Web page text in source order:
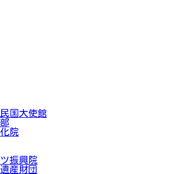
国大使館
院
振興院
産財団